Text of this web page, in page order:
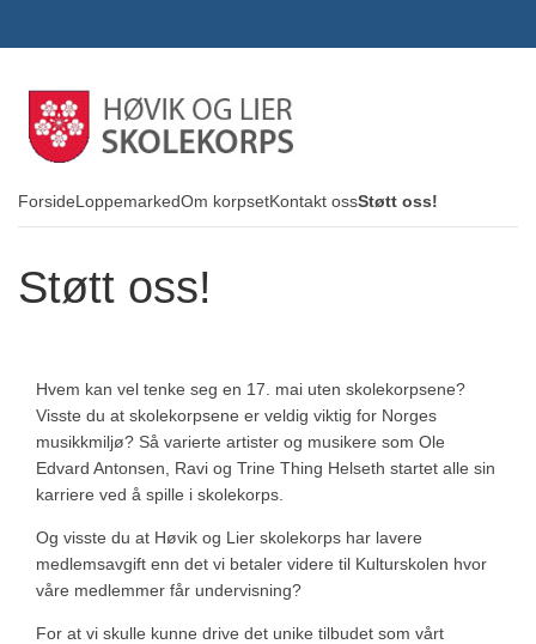
ForsideLoppemarkedOm korpsetKontakt ossStøtt oss!
Støtt oss!
Hvem kan vel tenke seg en 17. mai uten skolekorpsene?
Visste du at skolekorpsene er veldig viktig for Norges
musikkmiljø? Så varierte artister og musikere som Ole
Edvard Antonsen, Ravi og Trine Thing Helseth startet alle sin
karriere ved å spille i skolekorps.
Og visste du at Høvik og Lier skolekorps har lavere
medlemsavgift enn det vi betaler videre til Kulturskolen hvor
våre medlemmer får undervisning?
For at vi skulle kunne drive det unike tilbudet som vårt